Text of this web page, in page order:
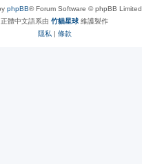
phpBB® Forum Software © phpBB Limited
正體中文語系由 竹貓星球 維護製作
隱私 | 條款